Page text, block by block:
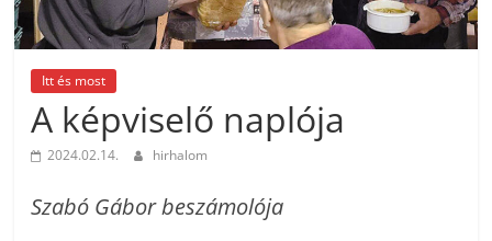
Itt és most
A képviselő naplója
2024.02.14. hirhalom
Szabó Gábor beszámolója